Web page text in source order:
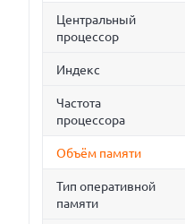
Центральный
процессор
Индекс
Частота
процессора
Объём памяти
Тип оперативной
памяти